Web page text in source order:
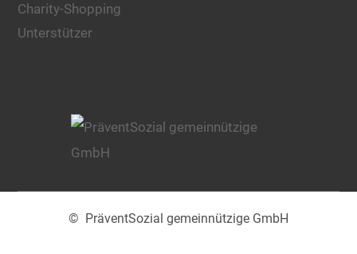
Charity-Shopping
Unterstützer
© PräventSozial gemeinnützige GmbH